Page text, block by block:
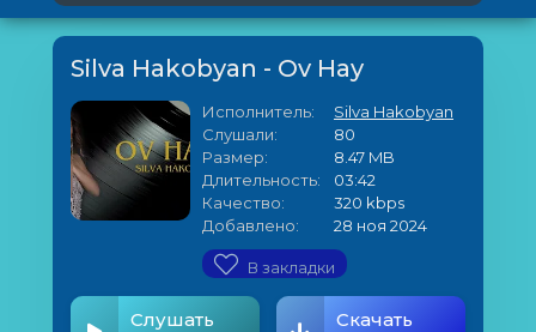
Silva Hakobyan - Ov Hay
Исполнитель:
Silva Hakobyan
Слушали:
80
Размер:
8.47 MB
Длительность:
03:42
Качество:
320 kbps
Добавлено:
28 ноя 2024
В закладки
Слушать Скачать